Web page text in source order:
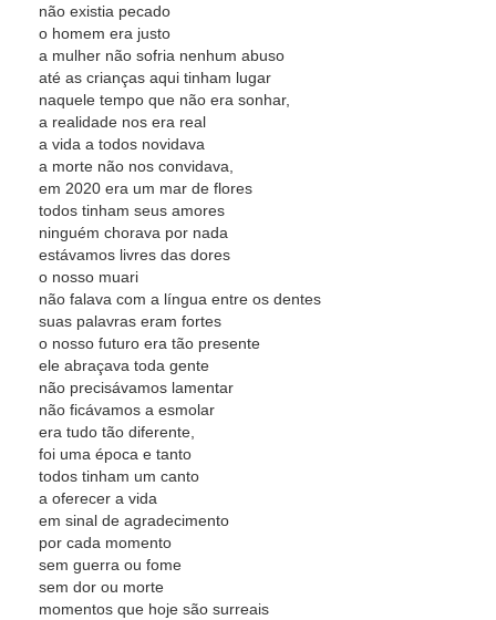
não existia pecado
o homem era justo
a mulher não sofria nenhum abuso
até as crianças aqui tinham lugar
naquele tempo que não era sonhar,
a realidade nos era real
a vida a todos novidava
a morte não nos convidava,
em 2020 era um mar de flores
todos tinham seus amores
ninguém chorava por nada
estávamos livres das dores
o nosso muari
não falava com a língua entre os dentes
suas palavras eram fortes
o nosso futuro era tão presente
ele abraçava toda gente
não precisávamos lamentar
não ficávamos a esmolar
era tudo tão diferente,
foi uma época e tanto
todos tinham um canto
a oferecer a vida
em sinal de agradecimento
por cada momento
sem guerra ou fome
sem dor ou morte
momentos que hoje são surreais